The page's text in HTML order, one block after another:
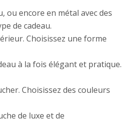
encore en métal avec des
de cadeau.
Choisissez une forme
à la fois élégant et pratique.
Choisissez des couleurs
de luxe et de